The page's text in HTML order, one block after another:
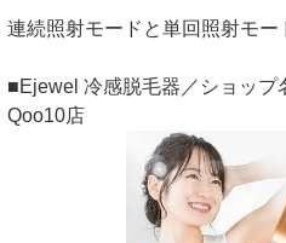
連続照射モードと単回照射モー
■Ejewel 冷感脱毛器／ショッ
Qoo10店